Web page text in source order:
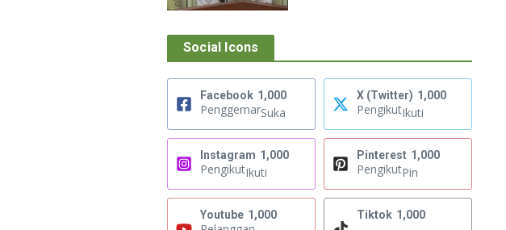
Social Icons
Facebook 1,000
PenggemarSuka
X (Twitter) 1,000
PengikutIkuti
Instagram 1,000
PengikutIkuti
Pinterest 1,000
PengikutPin
Youtube 1,000 Tiktok 1,000